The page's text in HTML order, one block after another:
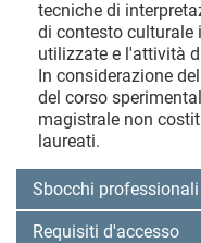
tecniche di
di contesto culturale
utilizzate e l'attività
In considerazione
del corso
magistrale non
laureati.
Sbocchi professionali
Requisiti d'accesso